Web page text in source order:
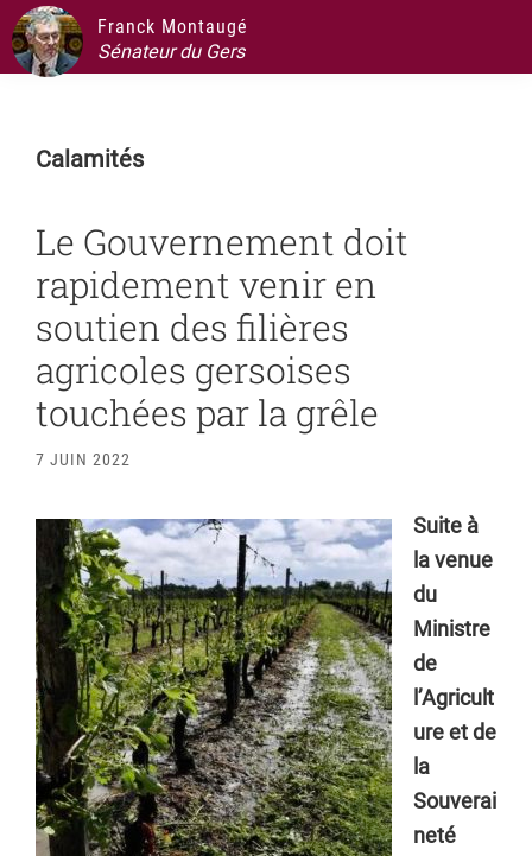
Passer
principale
Passer
au
Passer
latérale
Passer
au
page
Franck Montaugé
Sénateur du Gers
Calamités
Le Gouvernement doit
rapidement venir en
soutien des filières
agricoles gersoises
touchées par la grêle
7 JUIN 2022
Suite à
la venue
du
Ministre
de
l’Agricult
ure et de
la
Souverai
neté